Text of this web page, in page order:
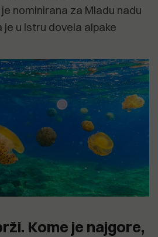
nominirana za Mladu nadu
je u Istru dovela alpake
Kome je najgore,